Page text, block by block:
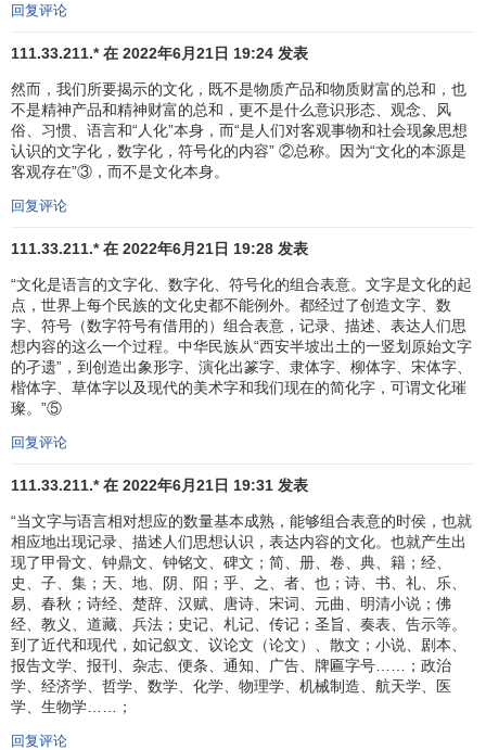
罗宾斯.管理学[M].人民大学,2004-01
回复评论
111.33.211.* 在 2022年6月21日 19:24 发表
然而，我们所要揭示的文化，既不是物质产品和物质财富的总和，也
不是精神产品和精神财富的总和，更不是什么意识形态、观念、风
俗、习惯、语言和“人化”本身，而“是人们对客观事物和社会现象思想
认识的文字化，数字化，符号化的内容” ②总称。因为“文化的本源是
客观存在”③，而不是文化本身。
回复评论
111.33.211.* 在 2022年6月21日 19:28 发表
“文化是语言的文字化、数字化、符号化的组合表意。文字是文化的起
点，世界上每个民族的文化史都不能例外。都经过了创造文字、数
字、符号（数字符号有借用的）组合表意，记录、描述、表达人们思
想内容的这么一个过程。中华民族从“西安半坡出土的一竖划原始文字
的孑遗”，到创造出象形字、演化出篆字、隶体字、柳体字、宋体字、
楷体字、草体字以及现代的美术字和我们现在的简化字，可谓文化璀
璨。”⑤
回复评论
111.33.211.* 在 2022年6月21日 19:31 发表
“当文字与语言相对想应的数量基本成熟，能够组合表意的时侯，也就
相应地出现记录、描述人们思想认识，表达内容的文化。也就产生出
现了甲骨文、钟鼎文、钟铭文、碑文；简、册、卷、典、籍；经、
史、子、集；天、地、阴、阳；乎、之、者、也；诗、书、礼、乐、
易、春秋；诗经、楚辞、汉赋、唐诗、宋词、元曲、明清小说；佛
经、教义、道藏、兵法；史记、札记、传记；圣旨、奏表、告示等。
到了近代和现代，如记叙文、议论文（论文）、散文；小说、剧本、
报告文学、报刊、杂志、便条、通知、广告、牌匾字号……；政治
学、经济学、哲学、数学、化学、物理学、机械制造、航天学、医
学、生物学……；
回复评论